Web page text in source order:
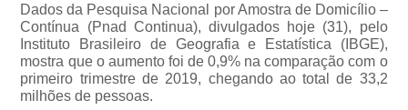
Dados da Pesquisa Nacional por Amostra de Domicílio –
Contínua (Pnad Continua), divulgados hoje (31), pelo
Instituto Brasileiro de Geografia e Estatística (IBGE),
mostra que o aumento foi de 0,9% na comparação com o
primeiro trimestre de 2019, chegando ao total de 33,2
milhões de pessoas.